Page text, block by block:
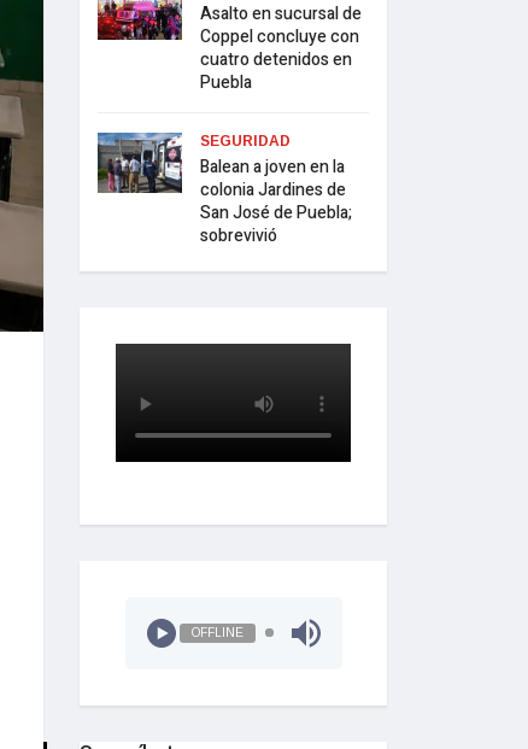
Asalto en sucursal de
Coppel concluye con
cuatro detenidos en
Puebla
SEGURIDAD
Balean a joven en la
colonia Jardines de
San José de Puebla;
sobrevivió
OFFLINE